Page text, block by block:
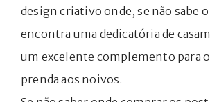
design criativo onde, se não sabe
encontra uma dedicatória de
um excelente complemento para
prenda aos noivos.